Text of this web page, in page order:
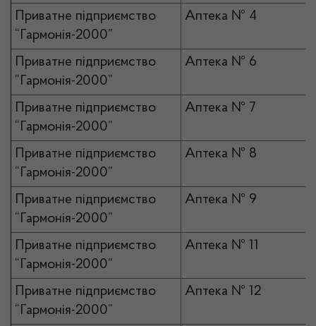
Приватне підприємство
“Гармонія-2000”
Аптека № 4
Приватне підприємство
“Гармонія-2000”
Аптека № 6
Приватне підприємство
“Гармонія-2000”
Аптека № 7
Приватне підприємство
“Гармонія-2000”
Аптека № 8
Приватне підприємство
“Гармонія-2000”
Аптека № 9
Приватне підприємство
“Гармонія-2000”
Аптека № 11
Приватне підприємство
“Гармонія-2000”
Аптека № 12